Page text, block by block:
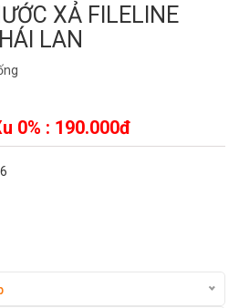
XẢ FILELINE
LAN
0% : 190.000đ